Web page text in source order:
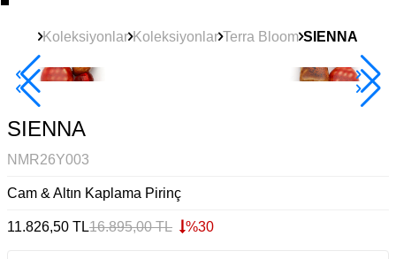
Koleksiyonlar Koleksiyonlar Terra Bloom SIENNA
Yeni Ürün
SIENNA
NMR26Y003
Cam & Altın Kaplama Pirinç
11.826,50 TL16.895,00TL %30